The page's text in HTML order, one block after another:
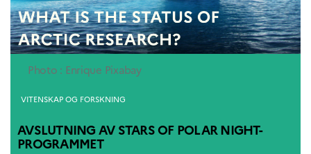
UTDANNING OG
FRANSK SPRÅK
Lære fransk i
Frankrike
Fremming av fransk
Frankofoni
Språksertifisering
Photo : Enrique Pixabay
Kategorier
VITENSKAP OG FORSKNING
AVSLUTNING AV STARS OF POLAR NIGHT-
PROGRAMMET